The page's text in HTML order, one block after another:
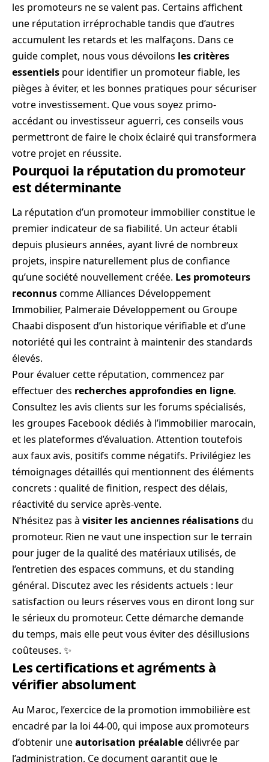
les promoteurs ne se valent pas. Certains affichent
une réputation irréprochable tandis que d’autres
accumulent les retards et les malfaçons. Dans ce
guide complet, nous vous dévoilons les critères
essentiels pour identifier un promoteur fiable, les
pièges à éviter, et les bonnes pratiques pour sécuriser
votre investissement. Que vous soyez primo-
accédant ou investisseur aguerri, ces conseils vous
permettront de faire le choix éclairé qui transformera
votre projet en réussite.
Pourquoi la réputation du promoteur
est déterminante
La réputation d’un promoteur immobilier constitue le
premier indicateur de sa fiabilité. Un acteur établi
depuis plusieurs années, ayant livré de nombreux
projets, inspire naturellement plus de confiance
qu’une société nouvellement créée. Les promoteurs
reconnuscomme Alliances Développement
Immobilier, Palmeraie Développement ou Groupe
Chaabi disposent d’un historique vérifiable et d’une
notoriété qui les contraint à maintenir des standards
élevés.
Pour évaluer cette réputation, commencez par
effectuer des recherches approfondies en ligne.
Consultez les avis clients sur les forums spécialisés,
les groupes Facebook dédiés à l’immobilier marocain,
et les plateformes d’évaluation. Attention toutefois
aux faux avis, positifs comme négatifs. Privilégiez les
témoignages détaillés qui mentionnent des éléments
concrets : qualité de finition, respect des délais,
réactivité du service après-vente.
N’hésitez pas à visiter les anciennes réalisationsdu
promoteur. Rien ne vaut une inspection sur le terrain
pour juger de la qualité des matériaux utilisés, de
l’entretien des espaces communs, et du standing
général. Discutez avec les résidents actuels : leur
satisfaction ou leurs réserves vous en diront long sur
le sérieux du promoteur. Cette démarche demande
du temps, mais elle peut vous éviter des désillusions
coûteuses. ✨
Les certifications et agréments à
vérifier absolument
Au Maroc, l’exercice de la promotion immobilière est
encadré par la loi 44-00, qui impose aux promoteurs
d’obtenir uneautorisation préalabledélivrée par
l’administration. Ce document garantit que le